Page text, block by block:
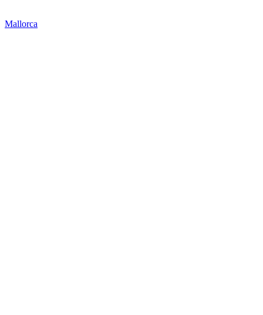
Mallorca